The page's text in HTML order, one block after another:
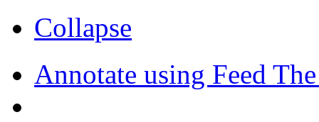
Collapse
Annotate using Feed